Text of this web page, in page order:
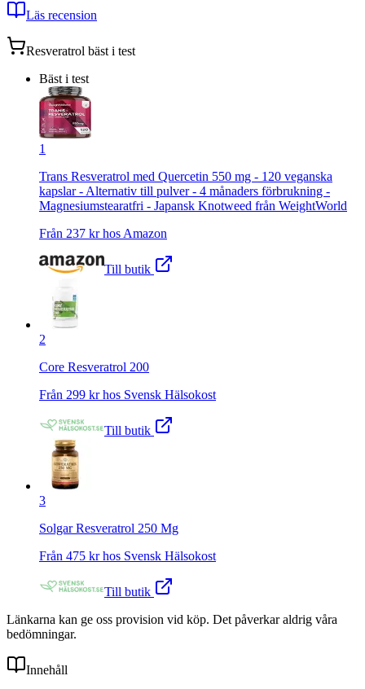
Läs recension
Resveratrol bäst i test
Bäst i test
1
Trans Resveratrol med Quercetin 550 mg - 120 veganska
kapslar - Alternativ till pulver - 4 månaders förbrukning -
Magnesiumstearatfri - Japansk Knotweed från WeightWorld
Från 237 kr hos Amazon
Till butik
2
Core Resveratrol 200
Från 299 kr hos Svensk Hälsokost
Till butik
3
Solgar Resveratrol 250 Mg
Från 475 kr hos Svensk Hälsokost
Till butik
Länkarna kan ge oss provision vid köp. Det påverkar aldrig våra
bedömningar.
Innehåll